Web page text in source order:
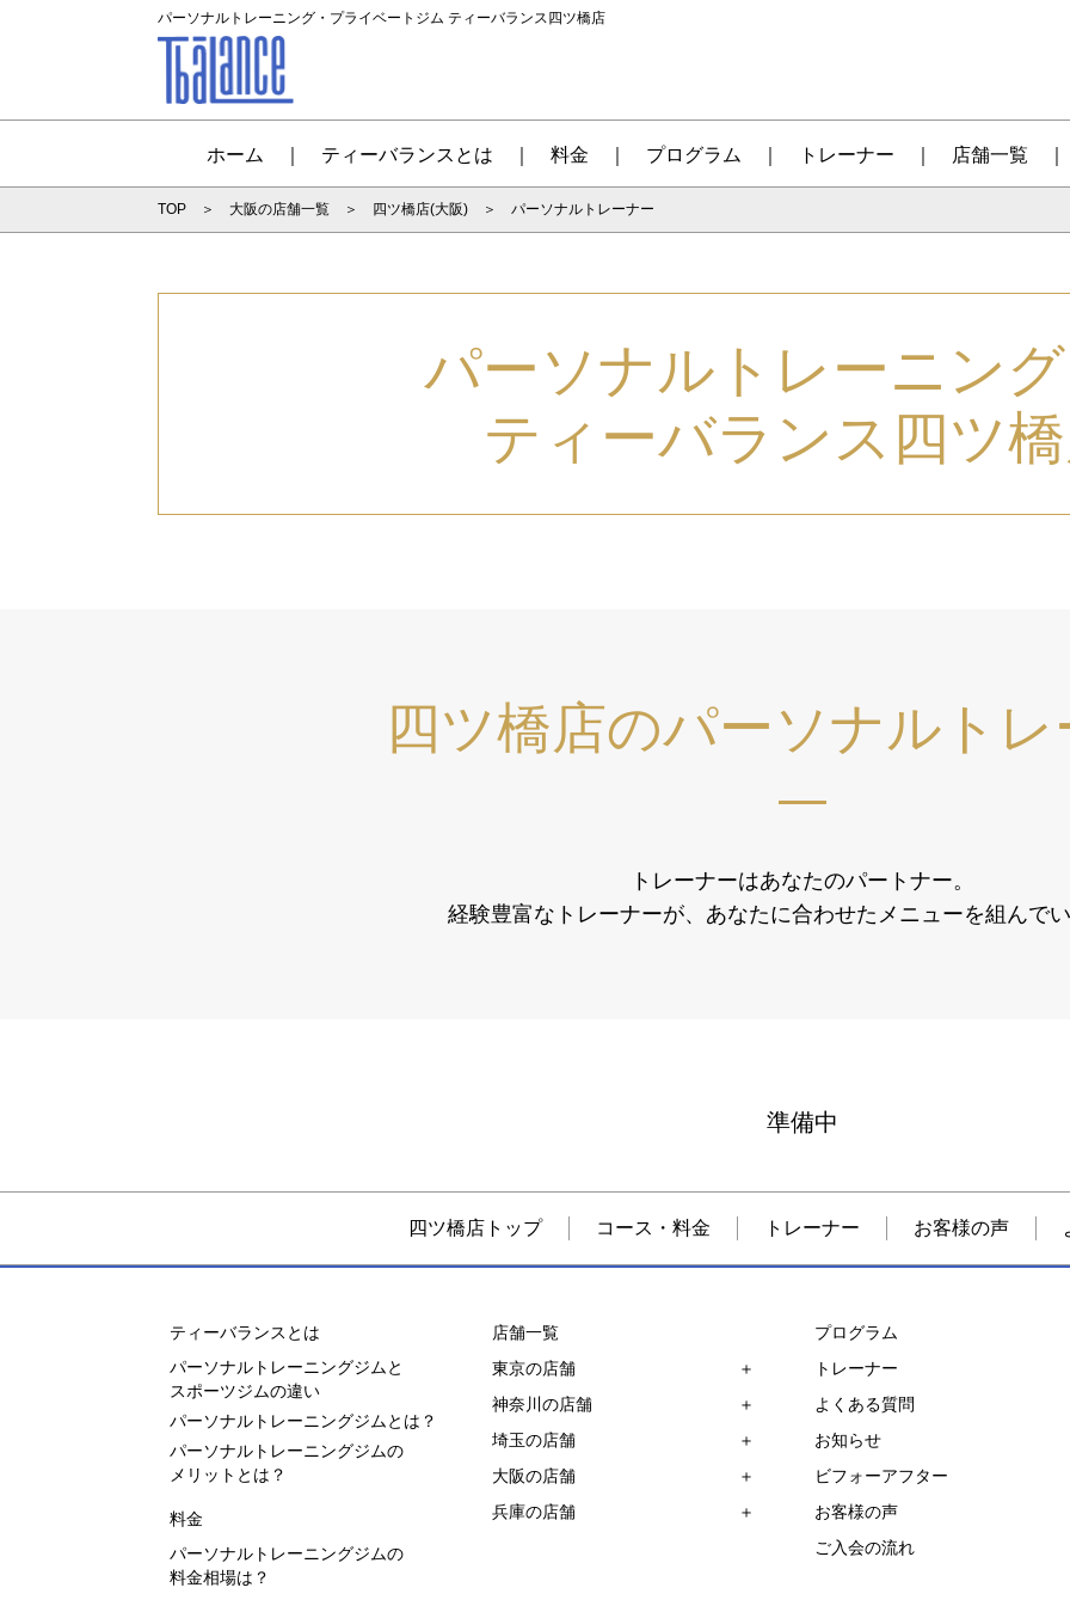
パーソナルトレーニング・プライベートジム ティーバランス四ツ橋店
ホーム ティーバランスとは 料金 プログラム トレーナー 店舗一覧
TOP 大阪の店舗一覧 四ツ橋店(大阪) パーソナルトレーナー
パーソナルトレーニン
ティーバランス四ツ
四ツ橋店のパーソナルトレ
トレーナーはあなたのパートナー。
経験豊富なトレーナーが、 あなたに合わせたメニューを組んでい
準備中
四ツ橋店トップ コース・料金 トレーナー お客様の声
ティーバランスとは
パーソナルトレーニングジムと
スポーツジムの違い
パーソナルトレーニングジムとは？
パーソナルトレーニングジムの
メリットとは？
料金
パーソナルトレーニングジムの
料金相場は？
店舗一覧
東京の店舗
神奈川の店舗
埼玉の店舗
大阪の店舗
兵庫の店舗
プログラム
トレーナー
よくある質問
お知らせ
ビフォーアフター
お客様の声
ご入会の流れ